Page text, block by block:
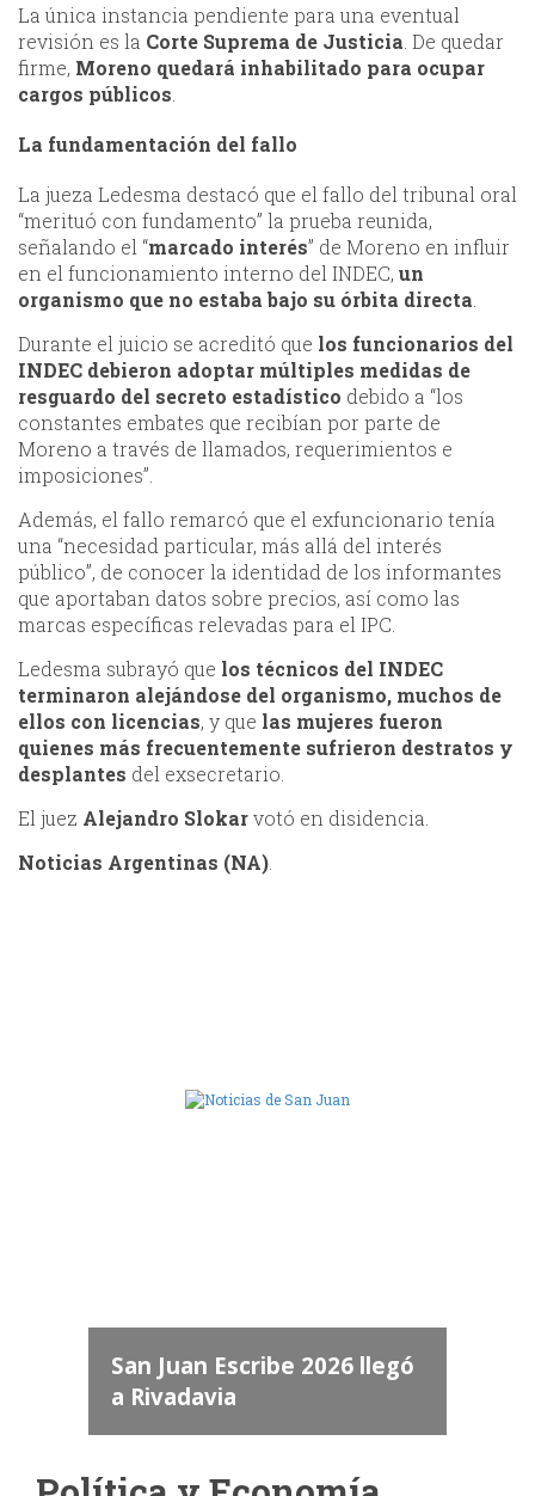
La única instancia pendiente para una eventual
revisión es la Corte Suprema de Justicia . De quedar
firme, Moreno quedará inhabilitado para ocupar
cargos públicos
La fundamentación del fallo
La jueza Ledesma destacó que el fallo del tribunal oral
“merituó con fundamento” la prueba reunida,
señalando el “marcado interés” de Moreno en influir
en el funcionamiento interno del INDEC, un
organismo que no estaba bajo su órbita directa.
Durante el juicio se acreditó que los funcionarios del
INDEC debieron adoptar múltiples medidas de
resguardo del secreto estadístico debido a “los
constantes embates que recibían por parte de
Moreno a través de llamados, requerimientos e
imposiciones”.
Además, el fallo remarcó que el exfuncionario tenía
una “necesidad particular, más allá del interés
público”, de conocer la identidad de los informantes
que aportaban datos sobre precios, así como las
marcas específicas relevadas para el IPC.
Ledesma subrayó que los técnicos del INDEC
terminaron alejándose del organismo, muchos de
ellos con licencias, y que las mujeres fueron
quienes más frecuentemente sufrieron destratos y
desplantes del exsecretario.
El juez Alejandro Slokarvotó en disidencia.
Noticias Argentinas (NA).
San Juan Escribe 2026 llegó
a Rivadavia